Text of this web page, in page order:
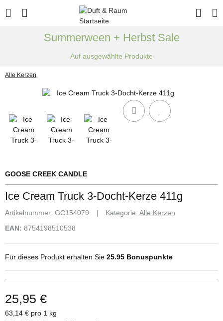
Summerween + Herbst Sale
Auf ausgewählte Produkte
Alle Kerzen
GOOSE CREEK CANDLE
Ice Cream Truck 3-Docht-Kerze 411g
Artikelnummer: GC154079 Kategorie: Alle Kerzen
EAN: 8754198510538
Für dieses Produkt erhalten Sie 25.95 Bonuspunkte
25,95 €
63,14 € pro 1 kg